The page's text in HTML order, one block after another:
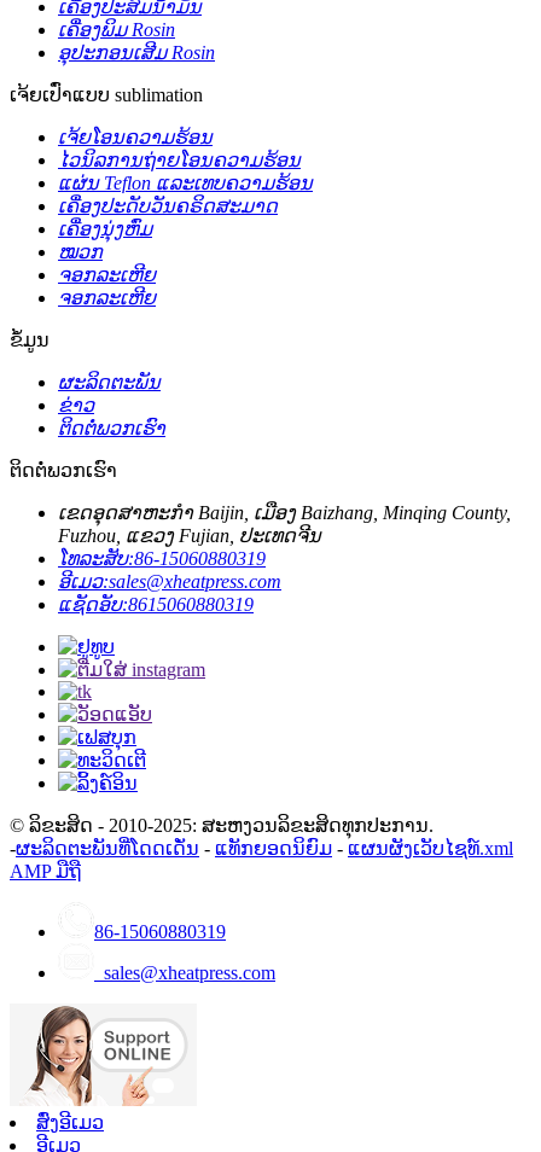
ເຄື່ອງປະສົມນ້ຳມັນ
ເຄື່ອງພິມ Rosin
ອຸປະກອນເສີມ Rosin
ເຈ້ຍເປົ່າແບບ sublimation
ເຈ້ຍໂອນຄວາມຮ້ອນ
ໄວນິລການຖ່າຍໂອນຄວາມຮ້ອນ
ແຜ່ນ Teflon ແລະເທບຄວາມຮ້ອນ
ເຄື່ອງປະດັບວັນຄຣິດສະມາດ
ເຄື່ອງນຸ່ງຫົ່ມ
ໝວກ
ຈອກລະເຫີຍ
ຈອກລະເຫີຍ
ຂໍ້ມູນ
ຜະລິດຕະພັນ
ຂ່າວ
ຕິດຕໍ່ພວກເຮົາ
ຕິດຕໍ່ພວກເຮົາ
ເຂດ​ອຸດ​ສາ​ຫະ​ກໍາ Baijin​, ເມືອງ Baizhang​, Minqing County​,
Fuzhou​, ແຂວງ Fujian​, ປະ​ເທດ​ຈີນ​
ໂທລະສັບ:86-15060880319
ອີເມວ:sales@xheatpress.com
ແຊັດອັບ:8615060880319
© ລິຂະສິດ - 2010-2025: ສະຫງວນລິຂະສິດທຸກປະການ.
-ຜະລິດຕະພັນທີ່ໂດດເດັ່ນ - ແທັກຍອດນິຍົມ - ແຜນຜັງເວັບໄຊທ໌.xml
AMP ມືຖື
86-15060880319
sales@xheatpress.com
ສົ່ງອີເມວ
ອີເມວ